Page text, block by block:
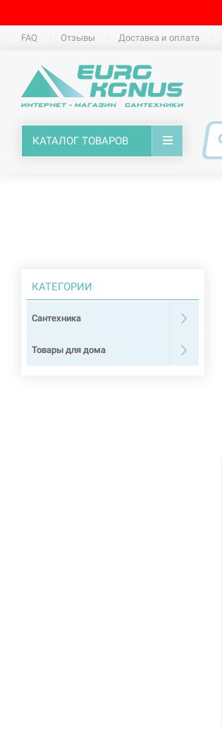
FAQ Отзывы Доставка и оплата
КАТАЛОГ ТОВАРОВ
КАТЕГОРИИ
Сантехника
Товары для дома